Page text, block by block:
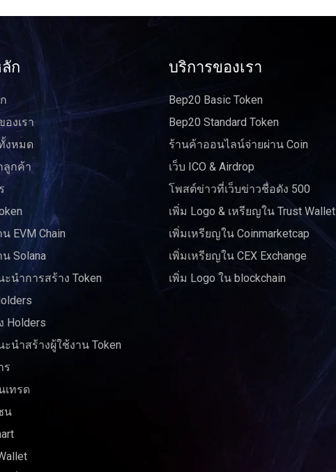
ก
งเรา
งหมด
ลูกค้า
EVM Chain
Solana
ะนำการสร้าง Token
Holders
ะนำสร้างผู้ใช้งาน Token
ร
เทรด
น
บริการของเรา
Bep20 Basic Token
Bep20 Standard Token
ร้านค้าออนไลน์จ่ายผ่าน Coin
เว็บ ICO & Airdrop
โพสต์ข่าวที่เว็บข่าวชื่อดัง 500
เพิ่ม Logo & เหรียญใน Trust Wallet
เพิ่มเหรียญใน Coinmarketcap
เพิ่มเหรียญใน CEX Exchange
เพิ่ม Logo ใน blockchain